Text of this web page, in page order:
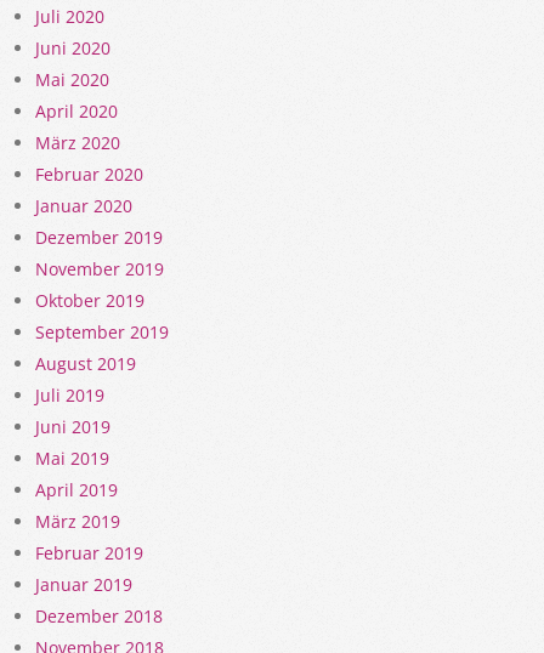
Juli 2020
Juni 2020
Mai 2020
April 2020
März 2020
Februar 2020
Januar 2020
Dezember 2019
November 2019
Oktober 2019
September 2019
August 2019
Juli 2019
Juni 2019
Mai 2019
April 2019
März 2019
Februar 2019
Januar 2019
Dezember 2018
November 2018